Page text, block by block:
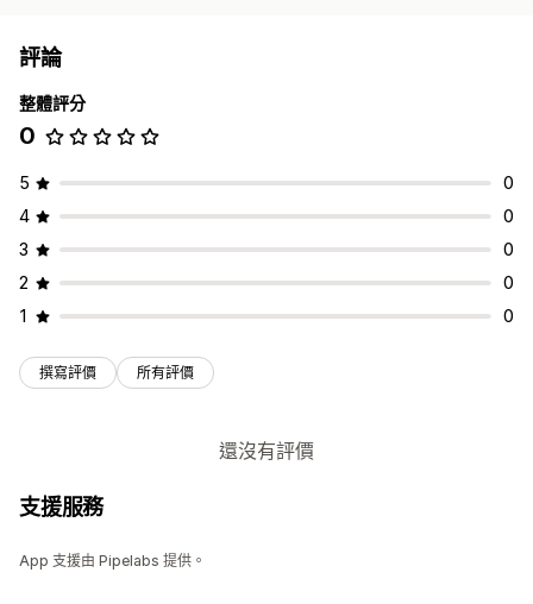
評論
整體評分
0
5
0
4
0
3
0
2
0
1
0
撰寫評價 所有評價
還沒有評價
支援服務
App 支援由 Pipelabs 提供。